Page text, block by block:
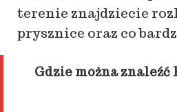
terenie znajdziecie
prysznice oraz co
Gdzie można